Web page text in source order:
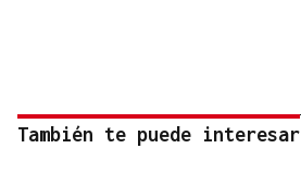
También te puede interesar